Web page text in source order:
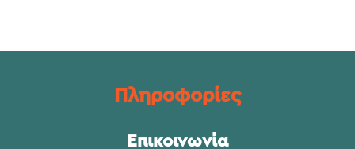
Πληροφορίες
Επικοινωνία